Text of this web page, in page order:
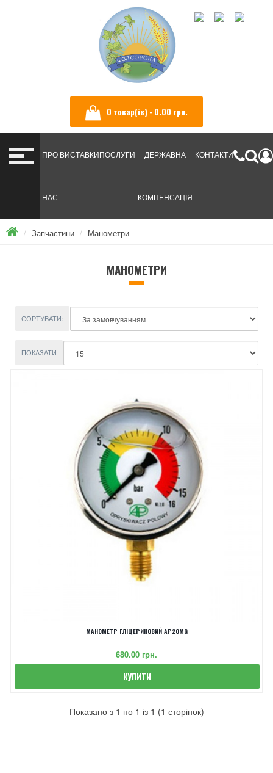
0 товар(ів) - ‎0.00 грн.
ПРО
НАС
ВИСТАВКИПОСЛУГИ ДЕРЖАВНА
КОМПЕНСАЦІЯ
КОНТАКТИ
Запчастини Манометри
МАНОМЕТРИ
СОРТУВАТИ:
ПОКАЗАТИ
МАНОМЕТР ГЛІЦЕРИНОВИЙ AP20MG
‎680.00 грн.
КУПИТИ
Показано з 1 по 1 із 1 (1 сторінок)